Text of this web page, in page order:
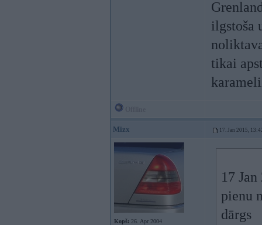
ilgstoša
tikai
Mizx 17. Jan 2015,
Kopš: 26. Apr 2004
17
pienu
dārgs